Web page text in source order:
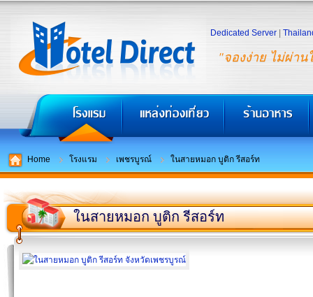
"จองง่าย ไม่ผ่าน
Dedicated Server
Home โรงแรม เพชรบูรณ์ ในสายหมอก บูติก รีสอร์ท
ในสายหมอก บูติก รีสอร์ท